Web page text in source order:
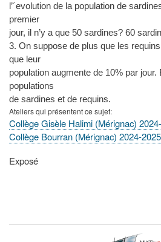
l’´evolution de la population de
premier
jour, il n’y a que 50 sardines? 60
3. On suppose de plus que les
que leur
population augmente de 10% par jour.
populations
de sardines et de requins.
Ateliers qui présentent ce sujet
Collège Gisèle Halimi (Mérignac)
Collège Bourran (Mérignac) 2024-2025
Type
Exposé